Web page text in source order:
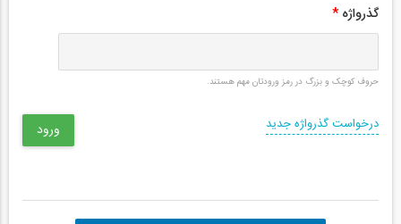
گذرواژه *
حروف کوچک و بزرگ در رمز ورودتان مهم هستند.
درخواست گذرواژه جدید